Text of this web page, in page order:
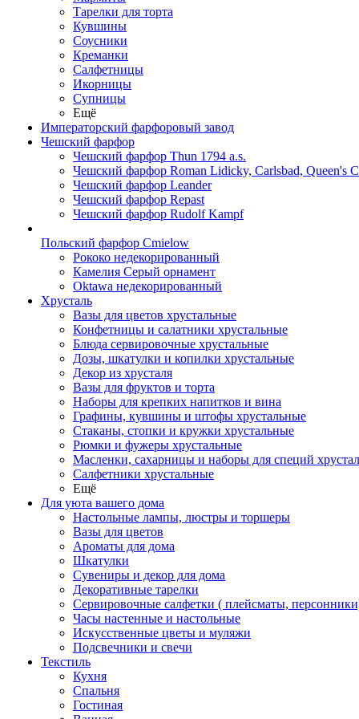
Тарелки для торта
Кувшины
Соусники
Креманки
Салфетницы
Икорницы
Супницы
Ещё
Императорский фарфоровый завод
Чешский фарфор
Чешский фарфор Thun 1794 a.s.
Чешский фарфор Roman Lidicky, Carlsbad, Queen's
Чешский фарфор Leander
Чешский фарфор Repast
Чешский фарфор Rudolf Kampf
Польский фарфор Сmielow
Рококо недекорированный
Камелия Серый орнамент
Oktawa недекорированный
Хрусталь
Вазы для цветов хрустальные
Конфетницы и салатники хрустальные
Блюда сервировочные хрустальные
Дозы, шкатулки и копилки хрустальные
Декор из хрусталя
Вазы для фруктов и торта
Наборы для крепких напитков и вина
Графины, кувшины и штофы хрустальные
Стаканы, стопки и кружки хрустальные
Рюмки и фужеры хрустальные
Масленки, сахарницы и наборы для специй
Салфетники хрустальные
Ещё
Для уюта вашего дома
Настольные лампы, люстры и торшеры
Вазы для цветов
Ароматы для дома
Шкатулки
Сувениры и декор для дома
Декоративные тарелки
Сервировочные салфетки ( плейсматы,
Часы настенные и настольные
Искусственные цветы и муляжи
Подсвечники и свечи
Текстиль
Кухня
Спальня
Гостиная